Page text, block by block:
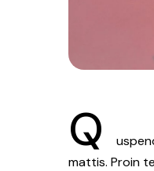
Q
mattis. Proin